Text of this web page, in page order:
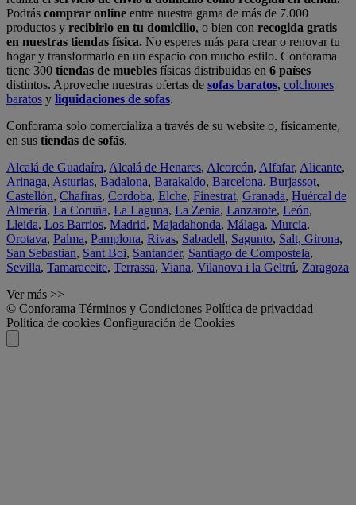
Podrás comprar online entre nuestra gama de más de 7.000
productos y recibirlo en tu domicilio, o bien con recogida gratis
en nuestras tiendas física. No esperes más para crear o renovar tu
hogar y transformarlo en un espacio con mucho estilo. Conforama
tiene 300 tiendas de muebles físicas distribuidas en 6 países
distintos. Aproveche nuestras ofertas de sofas baratos, colchones
baratos y liquidaciones de sofas.
Conforama solo comercializa a través de su website o, físicamente,
en sus tiendas de sofás.
Alcalá de Guadaíra, Alcalá de Henares, Alcorcón, Alfafar, Alicante,
Arinaga, Asturias, Badalona, Barakaldo, Barcelona, Burjassot,
Castellón, Chafiras, Cordoba, Elche, Finestrat, Granada, Huércal de
Almería, La Coruña, La Laguna, La Zenia, Lanzarote, León,
Lleida, Los Barrios, Madrid, Majadahonda, Málaga, Murcia,
Orotava, Palma, Pamplona, Rivas, Sabadell, Sagunto, Salt, Girona,
San Sebastian, Sant Boi, Santander, Santiago de Compostela,
Sevilla, Tamaraceite, Terrassa, Viana, Vilanova i la Geltrú, Zaragoza
Ver más >>
© Conforama Términos y Condiciones Política de privacidad
Política de cookies Configuración de Cookies